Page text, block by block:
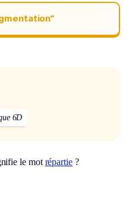
6D
le mot répartie?